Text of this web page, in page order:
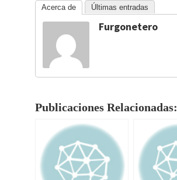
Acerca de Últimas entradas
Furgonetero
Publicaciones Relacionadas: